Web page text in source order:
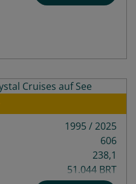
1995 / 2025
606
238,1
51.044 BRT